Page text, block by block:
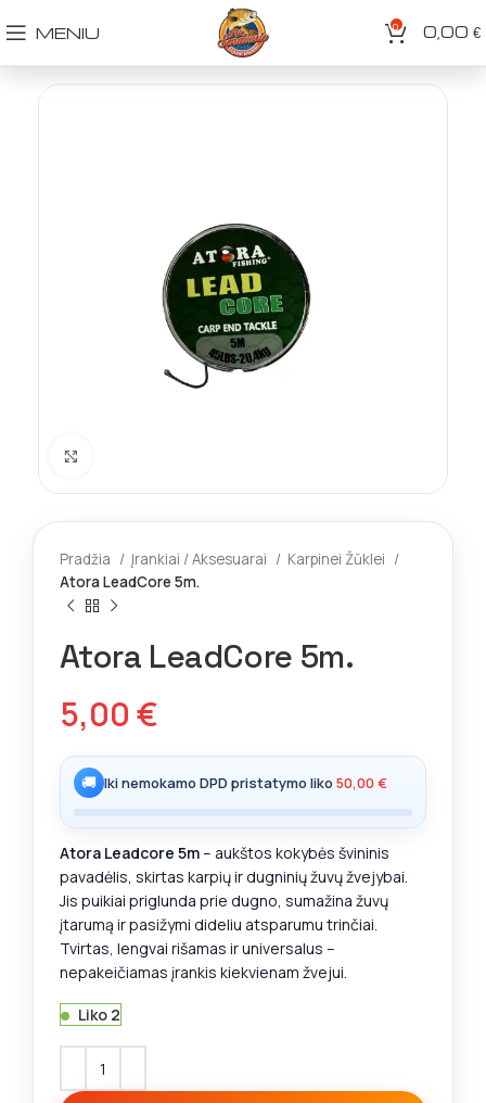
MENIU 0 0,00 €
Pradžia Įrankiai / Aksesuarai
Karpinei Žūklei
Atora LeadCore 5m.
Atora LeadCore 5m.
5,00€
🚚 Iki nemokamo DPD pristatymo liko 50,00€
Atora Leadcore 5m– aukštos kokybės švininis
pavadėlis, skirtas karpių ir dugninių žuvų žvejybai.
Jis puikiai priglunda prie dugno, sumažina žuvų
įtarumą ir pasižymi dideliu atsparumu trinčiai.
Tvirtas, lengvai rišamas ir universalus –
nepakeičiamas įrankis kiekvienam žvejui.
Liko 2